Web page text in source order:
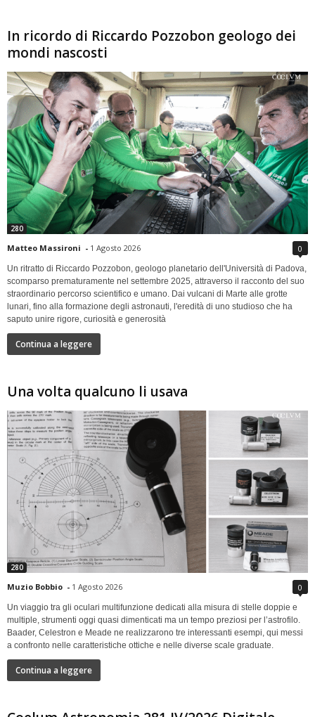
In ricordo di Riccardo Pozzobon geologo dei
mondi nascosti
280
Matteo Massironi - 1 Agosto 2026 0
Un ritratto di Riccardo Pozzobon, geologo planetario dell'Università di Padova,
scomparso prematuramente nel settembre 2025, attraverso il racconto del suo
straordinario percorso scientifico e umano. Dai vulcani di Marte alle grotte
lunari, fino alla formazione degli astronauti, l'eredità di uno studioso che ha
saputo unire rigore, curiosità e generosità
Continua a leggere
Una volta qualcuno li usava
280
Muzio Bobbio - 1 Agosto 2026 0
Un viaggio tra gli oculari multifunzione dedicati alla misura di stelle doppie e
multiple, strumenti oggi quasi dimenticati ma un tempo preziosi per l’astrofilo.
Baader, Celestron e Meade ne realizzarono tre interessanti esempi, qui messi
a confronto nelle caratteristiche ottiche e nelle diverse scale graduate.
Continua a leggere